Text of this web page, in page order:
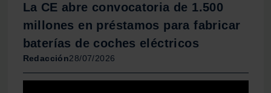
La CE abre convocatoria de 1.500
millones en préstamos para fabricar
baterías de coches eléctricos
Redacción28/07/2026